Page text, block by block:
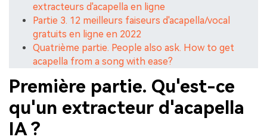
extracteurs d'acapella en ligne
Partie 3. 12 meilleurs faiseurs d'acapella/vocal
gratuits en ligne en 2022
Quatrième partie. People also ask. How to get
acapella from a song with ease?
Première partie. Qu'est-ce
qu'un extracteur d'acapella
IA ?